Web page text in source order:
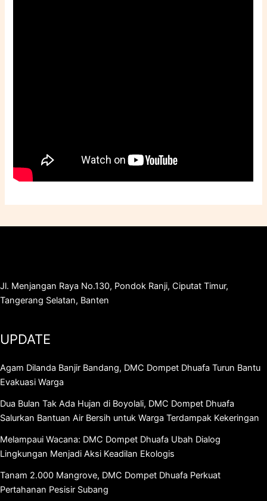
Jl. Menjangan Raya No.130, Pondok Ranji, Ciputat Timur,
Tangerang Selatan, Banten
UPDATE
Agam Dilanda Banjir Bandang, DMC Dompet Dhuafa Turun Bantu
Evakuasi Warga
Dua Bulan Tak Ada Hujan di Boyolali, DMC Dompet Dhuafa
Salurkan Bantuan Air Bersih untuk Warga Terdampak Kekeringan
Melampaui Wacana: DMC Dompet Dhuafa Ubah Dialog
Lingkungan Menjadi Aksi Keadilan Ekologis
Tanam 2.000 Mangrove, DMC Dompet Dhuafa Perkuat
Pertahanan Pesisir Subang